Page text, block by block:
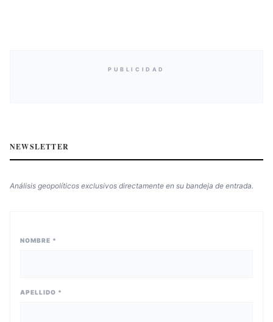
PUBLICIDAD
NEWSLETTER
Análisis geopolíticos exclusivos directamente en su bandeja de entrada.
NOMBRE *
APELLIDO *